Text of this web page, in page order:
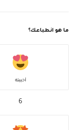
ما هو انطباعك؟
أحببته
6